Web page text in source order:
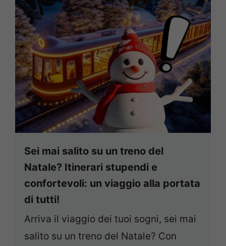
Sei mai salito su un treno del
Natale? Itinerari stupendi e
confortevoli: un viaggio alla portata
di tutti!
Arriva il viaggio dei tuoi sogni, sei mai
salito su un treno del Natale? Con